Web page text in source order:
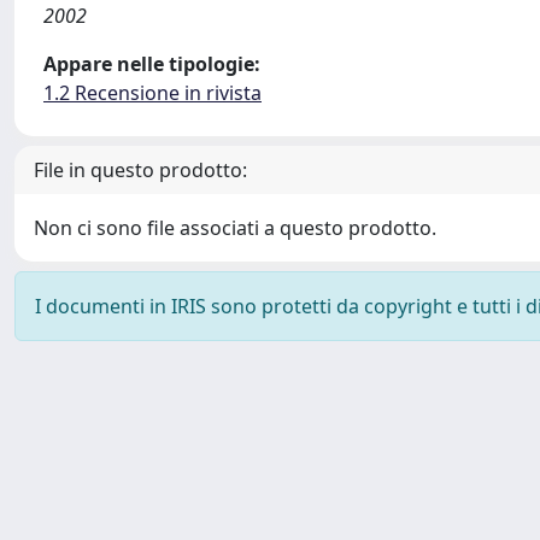
2002
Appare nelle tipologie:
1.2 Recensione in rivista
File in questo prodotto:
Non ci sono file associati a questo prodotto.
I documenti in IRIS sono protetti da copyright e tutti i